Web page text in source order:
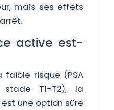
mais ses effets
active est-
faible risque (PSA
T1-T2), la
une option sûre